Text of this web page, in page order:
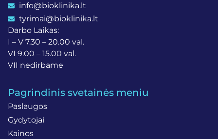
info@bioklinika.lt
tyrimai@bioklinika.lt
Darbo Laikas:
I – V 7.30 – 20.00 val.
VI 9.00 – 15.00 val.
VII nedirbame
Pagrindinis svetainės meniu
Paslaugos
Gydytojai
Kainos